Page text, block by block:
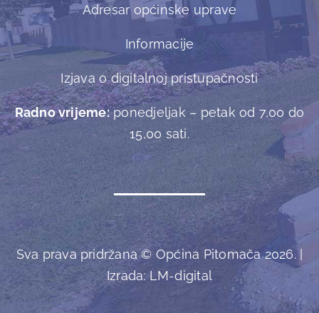
Adresar općinske uprave
Informacije
Izjava o digitalnoj pristupačnosti
Radno vrijeme:ponedjeljak – petak od 7,00 do
15,00 sati.
Sva prava pridržana © Općina Pitomača 2026. |
Izrada:LM-digital